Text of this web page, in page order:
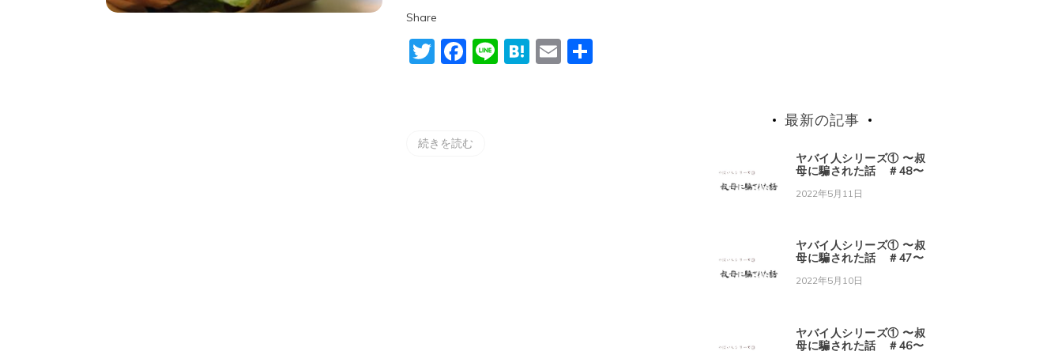
Share
Twitter
Facebook
LineHatena
Email
続きを読む
最新の記事
ヤバイ人シリーズ① 〜叔
母に騙された話 ＃48〜
2022年5月11日
ヤバイ人シリーズ① 〜叔
母に騙された話 ＃47〜
2022年5月10日
ヤバイ人シリーズ① 〜叔
母に騙された話 ＃46〜